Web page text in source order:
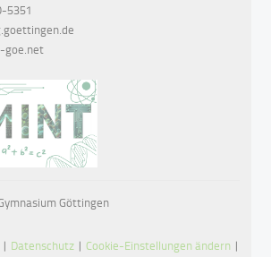
5351
goe.net
Göttingen
| Datenschutz |Cookie-Einstellungen ändern |